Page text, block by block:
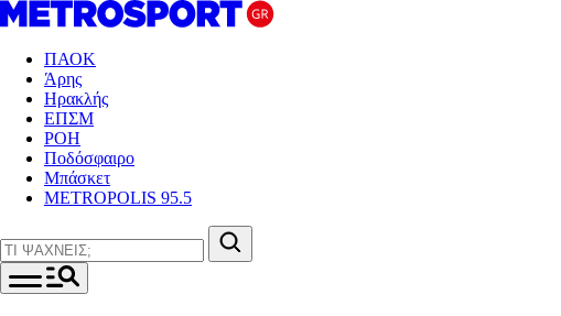
ΠΑΟΚ
Άρης
Ηρακλής
ΕΠΣΜ
ΡΟΗ
Ποδόσφαιρο
Μπάσκετ
METROPOLIS 95.5